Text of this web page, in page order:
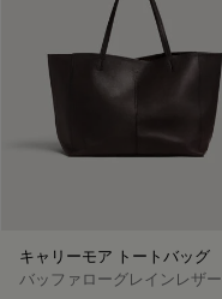
キャリーモア トートバッグ
バッファローグレインレザー